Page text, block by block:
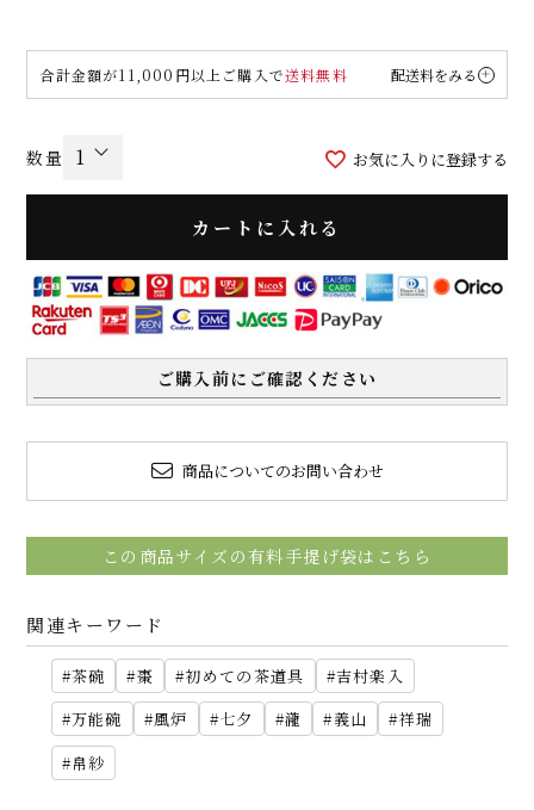
合計金額が11,000円以上ご購入で送料無料 配送料をみる
お気に入りに登録する
カートに入れる
ご購入前にご確認ください
商品についてのお問い合わせ
この商品サイズの有料手提げ袋はこちら
関連キーワード
茶碗 棗 初めての茶道具
吉村楽入
万能碗
風炉 七夕 瀧 義山
祥瑞
帛紗